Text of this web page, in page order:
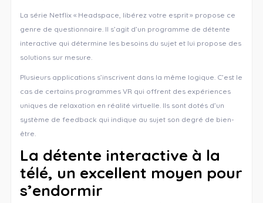
La série Netflix « Headspace, libérez votre esprit » propose ce
genre de questionnaire. Il s’agit d’un programme de détente
interactive qui détermine les besoins du sujet et lui propose des
solutions sur mesure.
Plusieurs applications s’inscrivent dans la même logique. C’est le
cas de certains programmes VR qui offrent des expériences
uniques de relaxation en réalité virtuelle. Ils sont dotés d’un
système de feedback qui indique au sujet son degré de bien-
être.
La détente interactive à la
télé, un excellent moyen pour
s’endormir